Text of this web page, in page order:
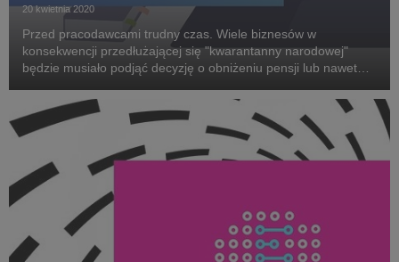
20 kwietnia 2020
Przed pracodawcami trudny czas. Wiele biznesów w
konsekwencji przedłużającej się "kwarantanny narodowej"
będzie musiało podjąć decyzję o obniżeniu pensji lub nawet
wynikające z zarządzania zespołami pracującymi po raz...